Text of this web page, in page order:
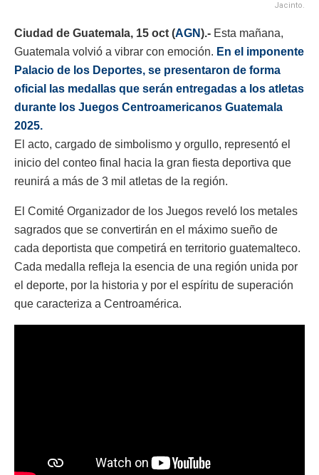
Jacinto.
Ciudad de Guatemala, 15 oct (AGN).- Esta mañana,
Guatemala volvió a vibrar con emoción. En el imponente
Palacio de los Deportes, se presentaron de forma
oficial las medallas que serán entregadas a los atletas
durante los Juegos Centroamericanos Guatemala
2025.
El acto, cargado de simbolismo y orgullo, representó el
inicio del conteo final hacia la gran fiesta deportiva que
reunirá a más de 3 mil atletas de la región.
El Comité Organizador de los Juegos reveló los metales
sagrados que se convertirán en el máximo sueño de
cada deportista que competirá en territorio guatemalteco.
Cada medalla refleja la esencia de una región unida por
el deporte, por la historia y por el espíritu de superación
que caracteriza a Centroamérica.